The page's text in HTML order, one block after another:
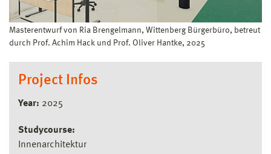
Masterentwurf von Ria Brengelmann, Wittenberg Bürgerbüro, betreut
durch Prof. Achim Hack und Prof. Oliver Hantke, 2025
Project Infos
Year: 2025
Studycourse:
Innenarchitektur